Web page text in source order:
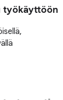
työkäyttöön